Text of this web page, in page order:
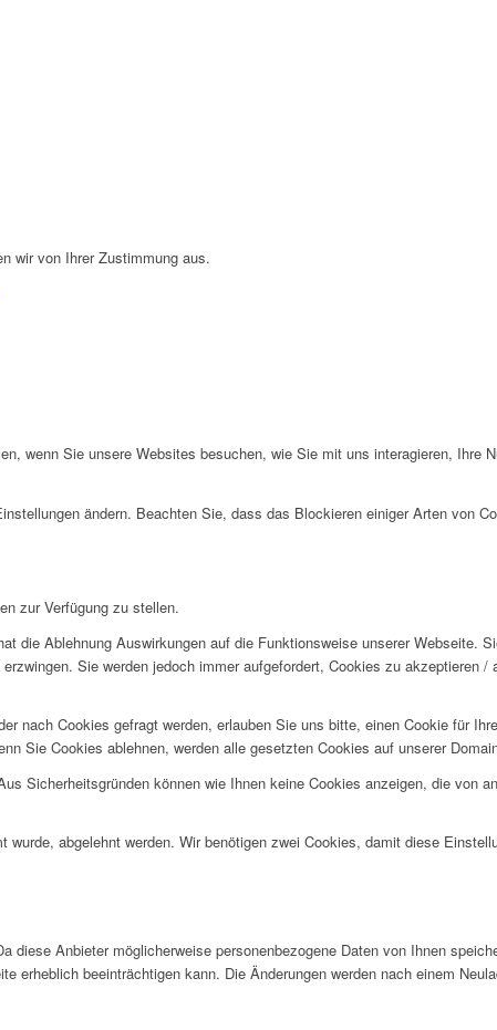
wir von Ihrer Zustimmung aus.
wenn Sie unsere Websites besuchen, wie Sie mit uns interagieren, Ihre
ändern. Beachten Sie, dass das Blockieren einiger Arten von
zur Verfügung zu stellen.
die Ablehnung Auswirkungen auf die Funktionsweise unserer Webseite.
Sie werden jedoch immer aufgefordert, Cookies zu akzeptieren /
Cookies gefragt werden, erlauben Sie uns bitte, einen Cookie für
Sie Cookies ablehnen, werden alle gesetzten Cookies auf unserer
Sicherheitsgründen können wie Ihnen keine Cookies anzeigen, die von
abgelehnt werden. Wir benötigen zwei Cookies, damit diese
Anbieter möglicherweise personenbezogene Daten von Ihnen
beeinträchtigen kann. Die Änderungen werden nach einem